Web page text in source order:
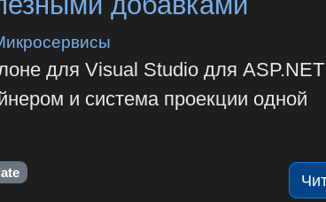
для Visual Studio для ASP.NET
и система проекции одной